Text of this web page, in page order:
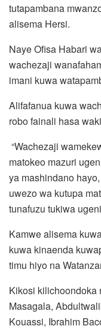
tutapambana
alisema Hersi.
Naye Ofisa Habari
wachezaji
imani kuwa
Alifafanua kuwa
robo fainali hasa
“Wachezaji
matokeo mazuri
ya mashindano
uwezo wa kutupa
tunafuzu tukiwa
‎Kamwe alisema
kuwa kinaenda
timu hiyo na
Kikosi kilichoondoka
Masagala,
Kouassi, Ibrahim